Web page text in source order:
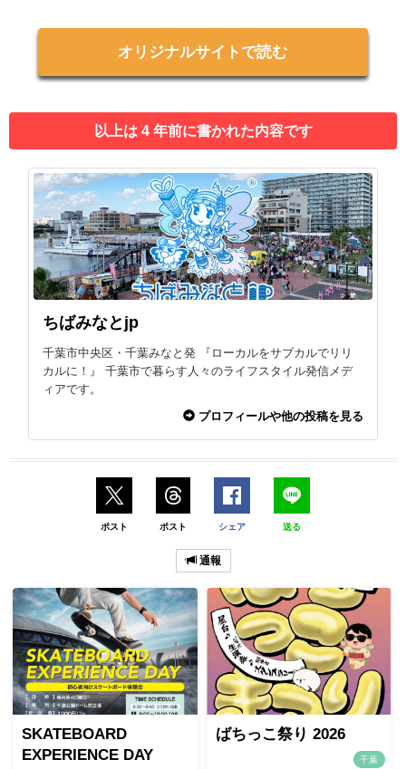
オリジナルサイトで読む
以上は 4 年前に書かれた内容です
ちばみなとjp
千葉市中央区・千葉みなと発 『ローカルをサブカルでリリ
カルに！』 千葉市で暮らす人々のライフスタイル発信メデ
ィアです。
プロフィールや他の投稿を見る
ポスト ポスト シェア 送る
通報
SKATEBOARD
EXPERIENCE DAY
ばちっこ祭り 2026
千葉